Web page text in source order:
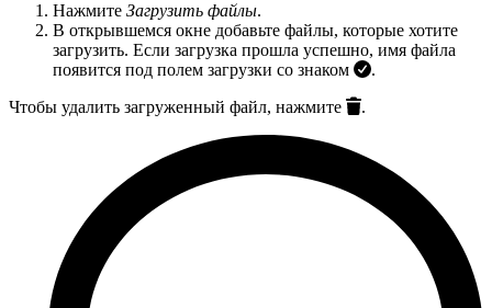
Нажмите Загрузить файлы.
В открывшемся окне добавьте файлы, которые хотите
загрузить. Если загрузка прошла успешно, имя файла
появится под полем загрузки со знаком
.
Чтобы удалить загруженный файл, нажмите
.